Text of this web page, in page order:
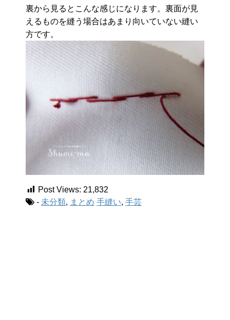
裏から見るとこんな感じになります。裏面が見
えるものを縫う場合はあまり向いていない縫い
方です。
Post Views: 21,832
- 未分類, まとめ 手縫い, 手芸